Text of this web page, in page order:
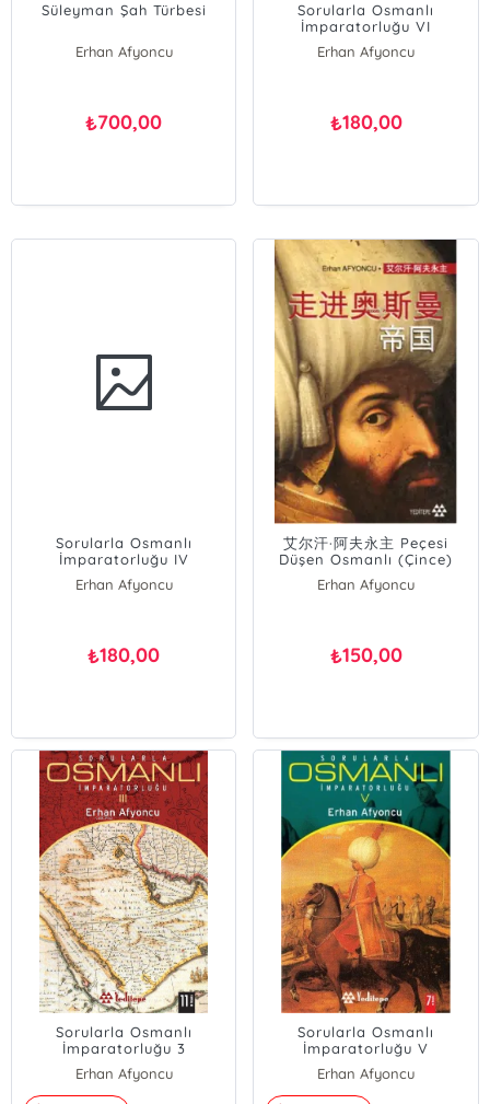
Süleyman Şah Türbesi
Erhan Afyoncu
₺700,00
Sorularla Osmanlı
İmparatorluğu VI
Erhan Afyoncu
₺180,00
Sorularla Osmanlı
İmparatorluğu IV
Erhan Afyoncu
₺180,00
艾尔汗·阿夫永主 Peçesi
Düşen Osmanlı (Çince)
Erhan Afyoncu
₺150,00
Sorularla Osmanlı
İmparatorluğu 3
Erhan Afyoncu
Sorularla Osmanlı
İmparatorluğu V
Erhan Afyoncu